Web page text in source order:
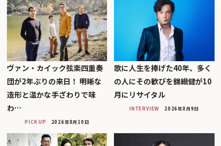
ヴァン・カイック弦楽四重奏
団が2年ぶりの来日！ 明晰な
造形と温かな手ざわりで味
わ…
PICK UP 2026年8月10日
歌に人生を捧げた40年、多く
の人にその歓びを錦織健が10
月にリサイタル
INTERVIEW 2026年8月9日